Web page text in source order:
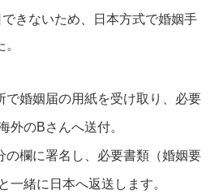
きないため、日本方式で婚姻手
で婚姻届の用紙を受け取り、必要
外のBさんへ送付。
の欄に署名し、必要書類（婚姻要
一緒に日本へ返送します。​